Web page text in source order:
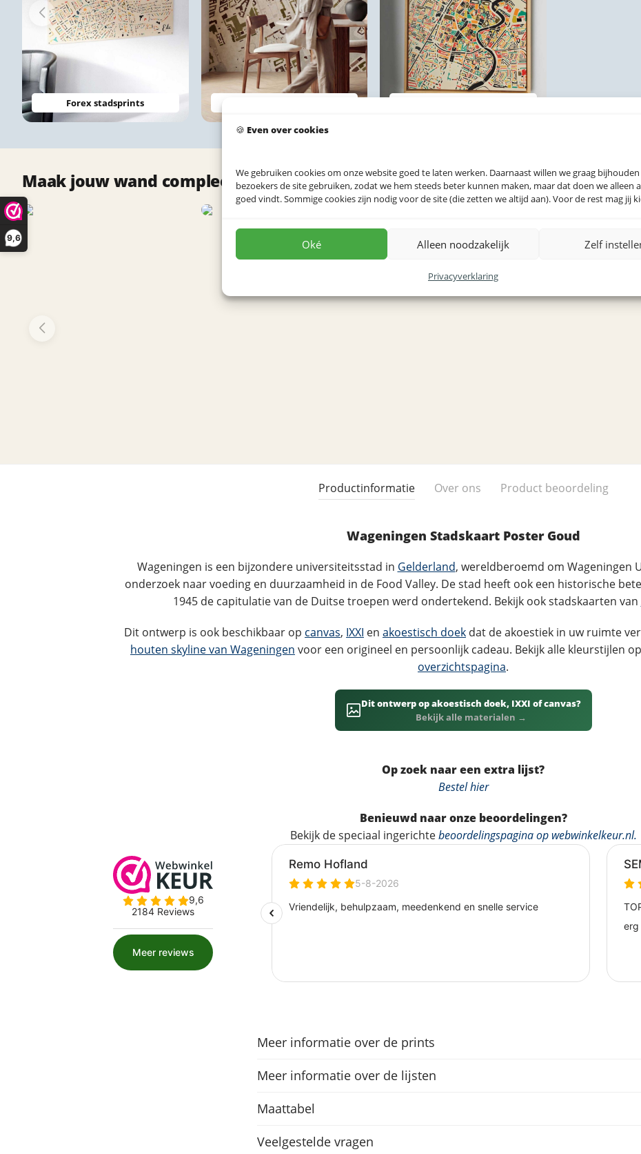
9,6
🍪 Even over cookies
We gebruiken cookies om onze website goed te laten werken. Daarnaast willen we graag
bezoekers de site gebruiken, zodat we hem steeds beter kunnen maken, maar dat doen we alleen
goed vindt. Sommige cookies zijn nodig voor de site (die zetten we altijd aan). Voor de rest mag jij
Oké Alleen noodzakelijk Zelf
Privacyverklaring
Forex stadsprints
Maak jouw wand compleet met deze prints
Productinformatie Over ons Product beoordeling
Wageningen Stadskaart Poster Goud
Wageningen is een bijzondere universiteitsstad in Gelderland, wereldberoemd om Wageningen
onderzoek naar voeding en duurzaamheid in de Food Valley. De stad heeft ook een historische
1945 de capitulatie van de Duitse troepen werd ondertekend. Bekijk ook stadskaarten van
Dit ontwerp is ook beschikbaar op canvas, IXXI en akoestisch doek dat de akoestiek in uw ruimte
houten skyline van Wageningen voor een origineel en persoonlijk cadeau. Bekijk alle kleurstijlen
overzichtspagina.
Dit ontwerp op akoestisch doek, IXXI of canvas?
Bekijk alle materialen →
Op zoek naar een extra lijst?
Bestel hier
Benieuwd naar onze beoordelingen?
Bekijk de speciaal ingerichtebeoordelingspagina op webwinkelkeur.nl.
Meer informatie over de prints
Meer informatie over de lijsten
Maattabel
Veelgestelde vragen